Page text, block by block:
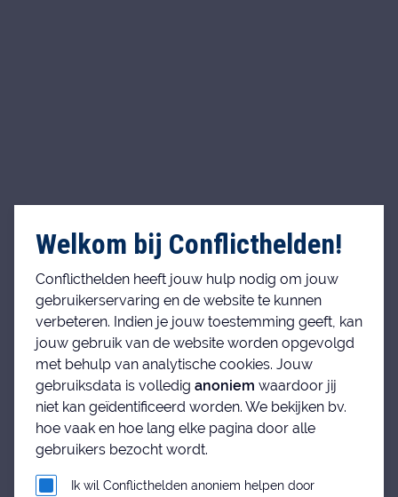
Welkom bij Conflicthelden!
Conflicthelden heeft jouw hulp nodig om jouw
gebruikerservaring en de website te kunnen
verbeteren. Indien je jouw toestemming geeft, kan
jouw gebruik van de website worden opgevolgd
met behulp van analytische cookies. Jouw
gebruiksdata is volledig anoniem waardoor jij
niet kan geïdentificeerd worden. We bekijken bv.
hoe vaak en hoe lang elke pagina door alle
gebruikers bezocht wordt.
Ik wil Conflicthelden anoniem helpen door